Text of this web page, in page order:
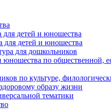
для детей и юношества
для детей и юношества
для дошкольников
юношества по общественной,
по культуре,
образу жизни
тематики